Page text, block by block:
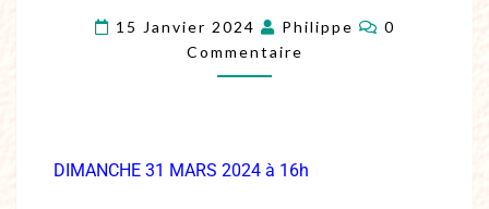
15 Janvier 2024 Philippe
0
Commentaire
DIMANCHE 31 MARS 2024 à 16h